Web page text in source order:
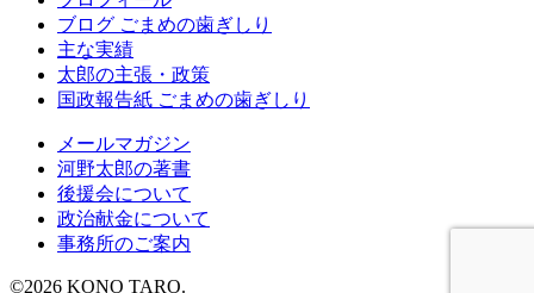
ブログ ごまめの歯ぎしり
主な実績
太郎の主張・政策
国政報告紙 ごまめの歯ぎしり
メールマガジン
河野太郎の著書
後援会について
政治献金について
事務所のご案内
©2026 KONO TARO.